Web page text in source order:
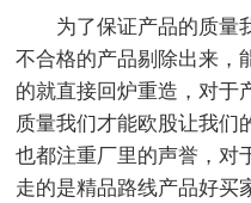
为了保证产品的质量
不合格的产品剔除出来，
的就直接回炉重造，对于
质量我们才能欧股让我们
也都注重厂里的声誉，对
走的是精品路线产品好买